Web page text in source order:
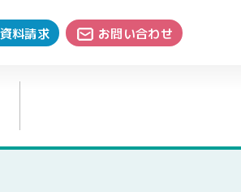
料請求 お問い合わせ